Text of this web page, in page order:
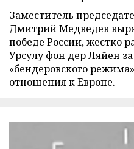
Заместитель
Дмитрий Медведев
победе России, жестко
Урсулу фон дер Ляйен
«бендеровского
отношения к Европе.